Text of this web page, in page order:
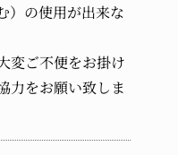
）の使用が出来な
変ご不便をお掛け
力をお願い致しま